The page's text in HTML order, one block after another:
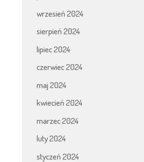
wrzesień 2024
sierpień 2024
lipiec 2024
czerwiec 2024
maj 2024
kwiecień 2024
marzec 2024
luty 2024
styczeń 2024